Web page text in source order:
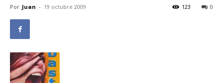
Por Juan - 19 octubre 2009 0
123